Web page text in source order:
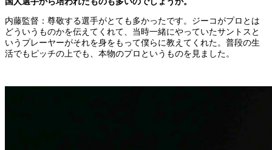
内藤監督：尊敬する選手がとても多かったです。ジーコがプロとは
どういうものかを伝えてくれて、当時一緒にやっていたサントスと
いうプレーヤーがそれを身をもって僕らに教えてくれた。普段の生
活でもピッチの上でも、本物のプロというものを見ました。